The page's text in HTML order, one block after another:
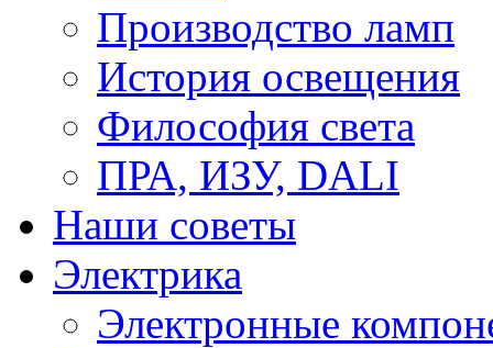
Производство ламп
История освещения
Философия света
ПРА, ИЗУ, DALI
Наши советы
Электрика
Электронные